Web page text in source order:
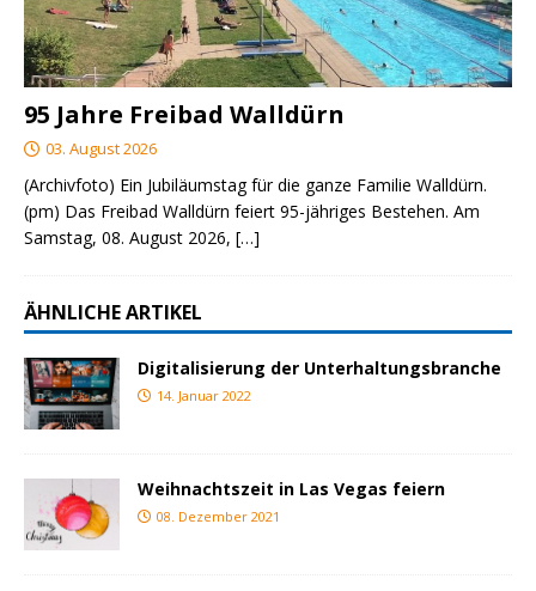
95 Jahre Freibad Walldürn
03. August 2026
(Archivfoto) Ein Jubiläumstag für die ganze Familie Walldürn.
(pm) Das Freibad Walldürn feiert 95-jähriges Bestehen. Am
Samstag, 08. August 2026, […]
ÄHNLICHE ARTIKEL
Digitalisierung der Unterhaltungsbranche
14. Januar 2022
Weihnachtszeit in Las Vegas feiern
08. Dezember 2021